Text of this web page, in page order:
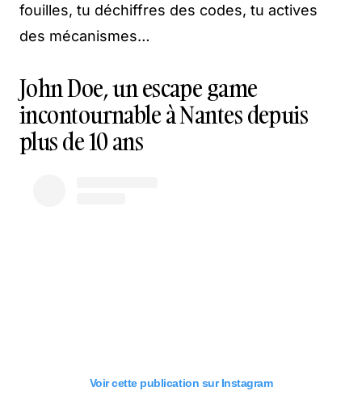
fouilles, tu déchiffres des codes, tu actives
des mécanismes…
John Doe, un escape game
incontournable à Nantes depuis
plus de 10 ans
Voir cette publication sur Instagram